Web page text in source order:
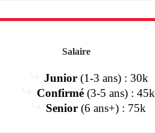
Salaire
Junior(1-3 ans) : 30k
Confirmé(3-5 ans) : 45k
Senior(6 ans+) : 75k